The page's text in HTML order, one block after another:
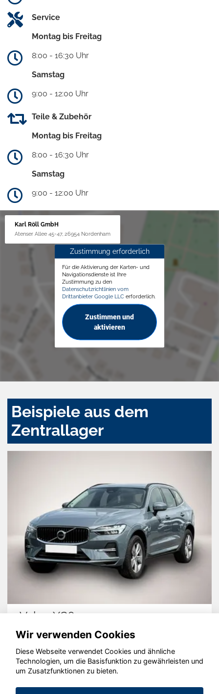
Service
Montag bis Freitag
8:00 - 16:30 Uhr
Samstag
9:00 - 12:00 Uhr
Teile & Zubehör
Montag bis Freitag
8:00 - 16:30 Uhr
Samstag
9:00 - 12:00 Uhr
Karl Röll GmbH
Atenser Allee 45-47, 26954 Nordenham
Zustimmung erforderlich
Für die Aktivierung der Karten- und
Navigationsdienste ist Ihre
Zustimmung zu den
Datenschutzrichtlinien vom
Drittanbieter Google LLC erforderlich.
Zustimmen und
aktivieren
Beispiele aus dem
Zentrallager
Volvo XC60
© konjunkturmotor.de GmbH 2020 - 2026
Wir verwenden Cookies
Diese Webseite verwendet Cookies und ähnliche
Technologien, um die Basisfunktion zu gewährleisten und
um Zusatzfunktionen zu bieten.